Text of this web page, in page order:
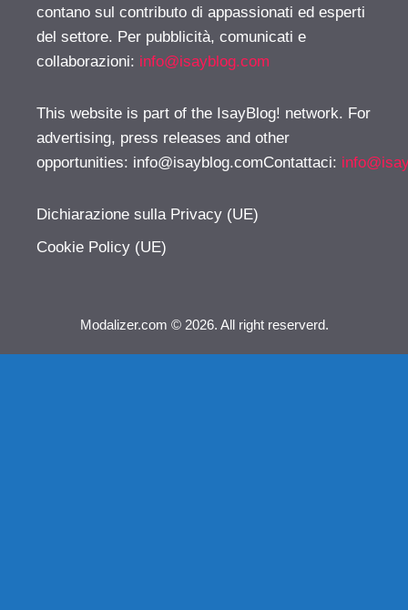
contano sul contributo di appassionati ed esperti
del settore. Per pubblicità, comunicati e
collaborazioni: info@isayblog.com
This website is part of the IsayBlog! network. For
advertising, press releases and other
opportunities: info@isayblog.comContattaci:
Dichiarazione sulla Privacy (UE)
Cookie Policy (UE)
Modalizer.com © 2026. All right reserverd.